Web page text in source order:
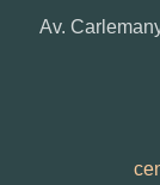
Av.